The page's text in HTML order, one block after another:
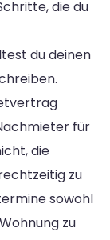
die du
du deinen
für
die
zu
sowohl
zu